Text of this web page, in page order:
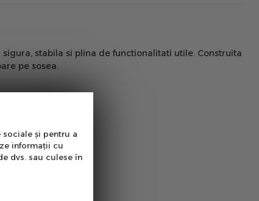
stabila si plina de functionalitati utile. Construita
pe sosea.
și pentru a
informații cu
dvs. sau culese în